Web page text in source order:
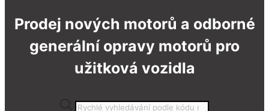
Prodej nových motorů a odborné
generální opravy motorů pro
užitková vozidla
Products